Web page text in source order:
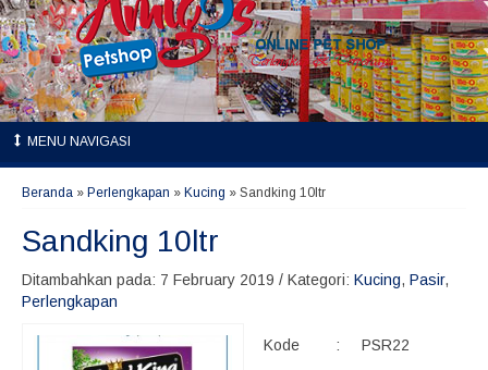
MENU NAVIGASI
Beranda » Perlengkapan » Kucing » Sandking 10ltr
Sandking 10ltr
Ditambahkan pada: 7 February 2019 / Kategori: Kucing, Pasir,
Perlengkapan
Kode : PSR22